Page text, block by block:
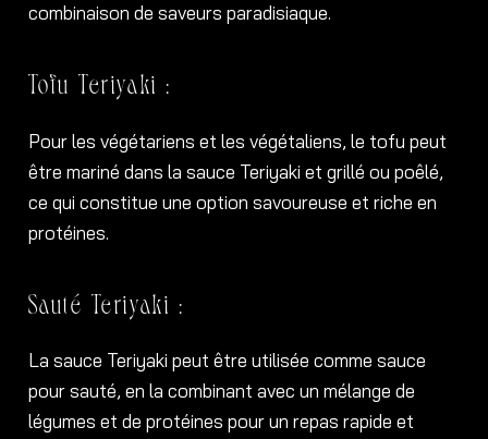
combinaison de saveurs paradisiaque.
Tofu Teriyaki :
Pour les végétariens et les végétaliens, le tofu peut
être mariné dans la sauce Teriyaki et grillé ou poêlé,
ce qui constitue une option savoureuse et riche en
protéines.
Sauté Teriyaki :
La sauce Teriyaki peut être utilisée comme sauce
pour sauté, en la combinant avec un mélange de
légumes et de protéines pour un repas rapide et